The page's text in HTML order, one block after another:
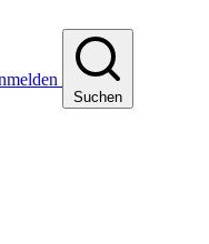
Suchen